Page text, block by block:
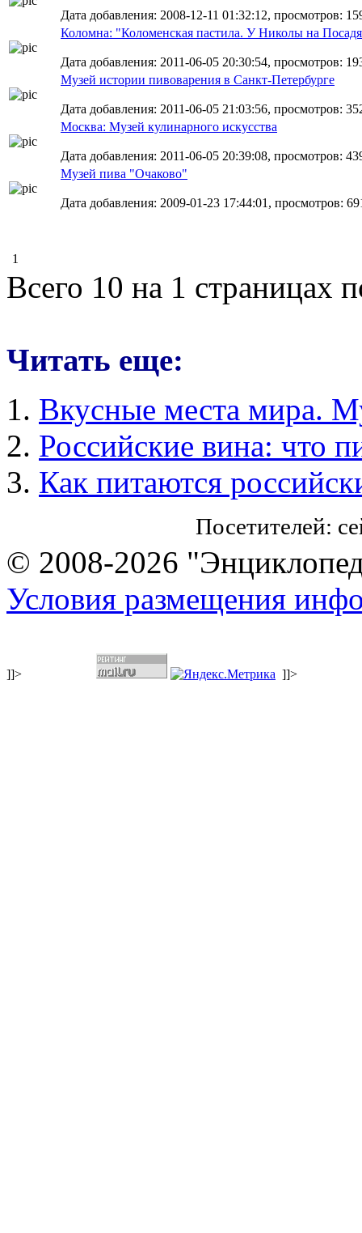
Дата добавления: 2008-12-11 01:32:12, просмотров:
Коломна: "Коломенская пастила. У Николы на
Дата добавления: 2011-06-05 20:30:54, просмотров:
Музей истории пивоварения в Санкт-Петербурге
Дата добавления: 2011-06-05 21:03:56, просмотров:
Москва: Музей кулинарного искусства
Дата добавления: 2011-06-05 20:39:08, просмотров:
Музей пива "Очаково"
Дата добавления: 2009-01-23 17:44:01, просмотров:
1
Всего 10 на 1 страницах
Читать еще:
Вкусные места мира.
Российские вина: что
Как питаются
Посетителей:
© 2008-2026
Условия размещения
]]> ]]>